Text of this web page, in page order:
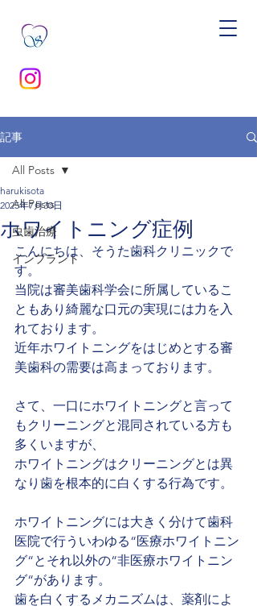
記事
All Posts
虫歯治療
インプラント
All Posts
ホワイトニング症例
harukisota
2025年7月30日
こんにちは、そうた歯科クリニックで
す。
当院は審美歯科学会に所属しているこ
ともあり綺麗な口元の実現には力を入
れております。
近年ホワイトニングをはじめとする審
美歯科の需要は高まっております。
さて、一口にホワイトニングと言って
もクリーニングと混同されている方も
多くいますが、
ホワイトニングはクリーニングとは異
なり歯を根本的に白くする行為です。
ホワイトニングには大きく分けて歯科
医院で行ういわゆる“医療ホワイトニン
グ“とそれ以外の“非医療ホワイトニン
グ“があります。
歯を白くするメカニズムは、薬剤によ